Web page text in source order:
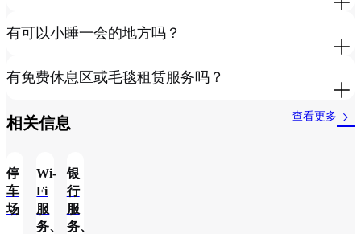
有可以小睡一会的地方吗？
有免费休息区或毛毯租赁服务吗？
相关信息​ 查看更多
停
车
场
Wi-
Fi
服
务、
银
行
服
务、